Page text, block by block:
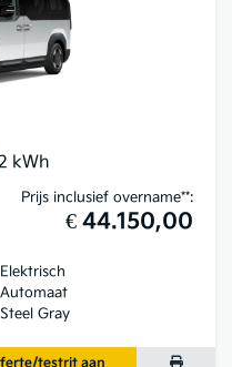
kWh
Prijs inclusief overname**:
€ 44.150,00
Elektrisch
Automaat
Steel Gray
testrit aan